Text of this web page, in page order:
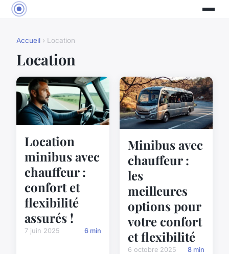
Accueil › Location
Location
Location
minibus avec
chauffeur :
confort et
flexibilité
assurés !
7 juin 2025 6 min
Minibus avec
chauffeur :
les
meilleures
options pour
votre confort
et flexibilité
6 octobre 2025 8 min